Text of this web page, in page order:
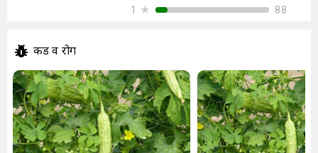
1
★ 88
कीड व रोग